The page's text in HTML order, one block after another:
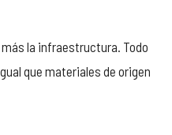
más la infraestructura. Todo
que materiales de origen